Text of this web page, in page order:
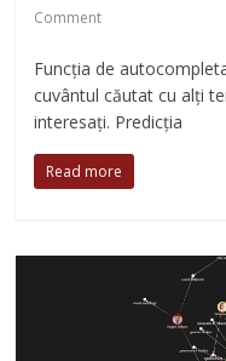
Comment
Funcția de
cuvântul căutat cu alți
interesați. Predicția
Read more